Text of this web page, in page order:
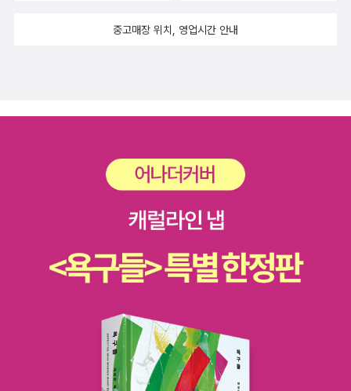
이라고 생각한다.<수선된 아이> 푸른책들 제1회 올해의 작가상
밭두렁에서 볼 수 있는 두꺼비가 어느 날 단체로 학교에 와서 선
지 못할 이야기.김민령의 <견우랑 나랑>은 가슴을 알싸하게 건
드리는 이야기. 마지막 장면의 삽화가 예쁘기도 하고 조금있으면
보게 될 풍경이기도 해서 사진을 찍어놓았다.김영혜의 <수선된
아이>는 따돌림 당하는 아이 눈에 보이는 또다른 자신의 모습을
그렸다. <버럭 할배 입 속엔 악어가 산다>는 아이와 노인을 함께
등장시키기 좋아하는 이용포 작가의 작품. 작가의 다른 작품인 <
정은숙 작가의 작품을 여기서 또 만난다. <빰빠라밤! 우리 동네
스타 탄생>조용희의 <책을 돌려 주세요>에는 도서관에 사는 도
깨비가 등장하고 책을 좋아한다는 공통점 때문에 아이와 쉽게 친
다. 초등 5학년 권장 조재도 글 / 푸른나무 / 국
해 과학자가 되고 싶은 사람이 지금부터 하면 좋을 일들을 구체
근 말투도 친근하다. 과학자의 꿈이 아닌 다른
꿈을 갖고 있는 친구들도, 자신의 꿈을 이루기
위해 기본적으로 갖추어야할 소양과 준비자세를 배울 수 있다.
초등 6학년 권장 에롤 브룸 글 / 풀빛 / 외국창작 하얀 생쥐의 성
장 이야기를 통해 사람이 두려움을 극복하고 타인을 수용하며 진
정한 성숙에 이르는 길을 엿볼 수 있다. 잘 읽히고 감동적이다.
법률이야기도 재미있다. 중학 1학년 권장 김현빈 글 / 살림 /
과학 지구과학 관련 책. 구성이 좀 산만하다. 지구의 내부와 외
부에서 일어나고 있는 일들 의 순환의 역사를 알고 미래의 지구
중고매장 위치, 영업시간 안내